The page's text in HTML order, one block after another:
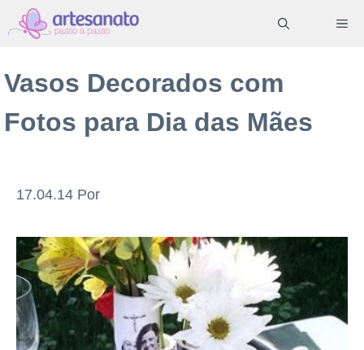
Pular
para
conteúdo
Vasos Decorados com
Fotos para Dia das Mães
17.04.14 Por